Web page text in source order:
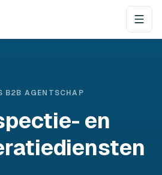
B2B AGENTSCHAP
en